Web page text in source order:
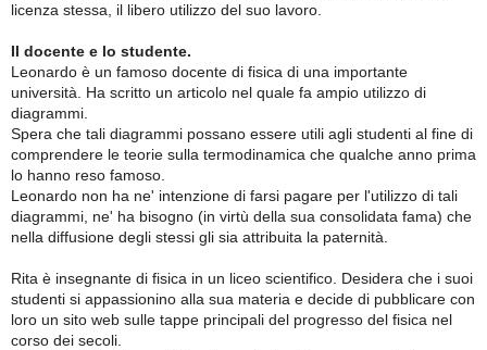
licenza stessa, il libero utilizzo del suo lavoro.
Il docente e lo studente.
Leonardo è un famoso docente di fisica di una importante
università. Ha scritto un articolo nel quale fa ampio utilizzo di
diagrammi.
Spera che tali diagrammi possano essere utili agli studenti al fine di
comprendere le teorie sulla termodinamica che qualche anno prima
lo hanno reso famoso.
Leonardo non ha ne' intenzione di farsi pagare per l'utilizzo di tali
diagrammi, ne' ha bisogno (in virtù della sua consolidata fama) che
nella diffusione degli stessi gli sia attribuita la paternità.
Rita è insegnante di fisica in un liceo scientifico. Desidera che i suoi
studenti si appassionino alla sua materia e decide di pubblicare con
loro un sito web sulle tappe principali del progresso del fisica nel
corso dei secoli.